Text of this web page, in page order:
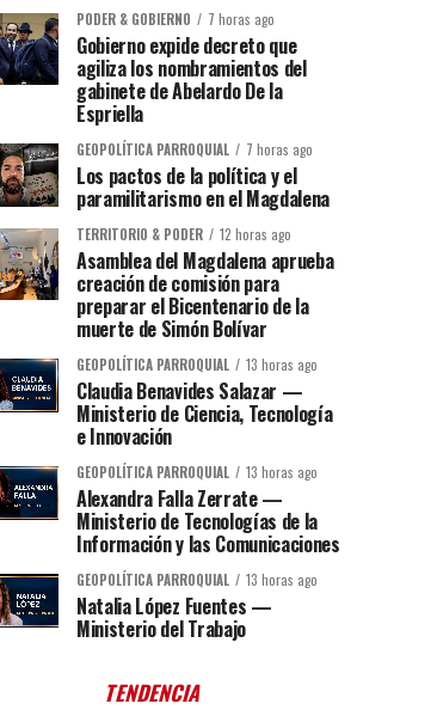
PODER & GOBIERNO 7 horas ago
Gobierno expide decreto que
agiliza los nombramientos del
gabinete de Abelardo De la
Espriella
GEOPOLÍTICA PARROQUIAL 7 horas ago
Los pactos de la política y el
paramilitarismo en el Magdalena
TERRITORIO & PODER 12 horas ago
Asamblea del Magdalena aprueba
creación de comisión para
preparar el Bicentenario de la
muerte de Simón Bolívar
GEOPOLÍTICA PARROQUIAL 13 horas ago
Claudia Benavides Salazar —
Ministerio de Ciencia, Tecnología
e Innovación
GEOPOLÍTICA PARROQUIAL 13 horas ago
Alexandra Falla Zerrate —
Ministerio de Tecnologías de la
Información y las Comunicaciones
GEOPOLÍTICA PARROQUIAL 13 horas ago
Natalia López Fuentes —
Ministerio del Trabajo
TENDENCIA